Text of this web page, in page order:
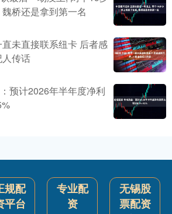
桥还是拿到第一名
未直接联系纽卡 后者感
传话
预计2026年半年度净利
规配
平台
专业配
资
无锡股
票配资